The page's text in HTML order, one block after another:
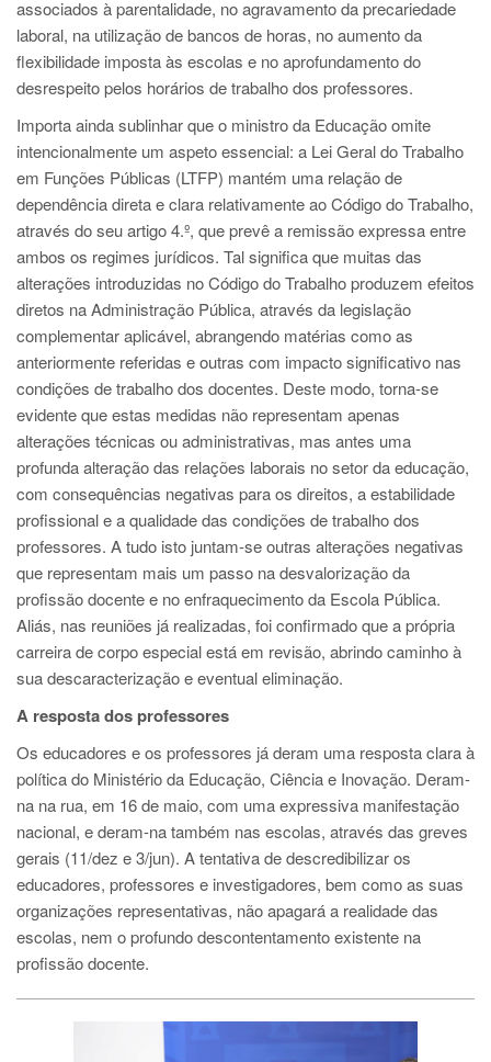
associados à parentalidade, no agravamento da precariedade
laboral, na utilização de bancos de horas, no aumento da
flexibilidade imposta às escolas e no aprofundamento do
desrespeito pelos horários de trabalho dos professores.
Importa ainda sublinhar que o ministro da Educação omite
intencionalmente um aspeto essencial: a Lei Geral do Trabalho
em Funções Públicas (LTFP) mantém uma relação de
dependência direta e clara relativamente ao Código do Trabalho,
através do seu artigo 4.º, que prevê a remissão expressa entre
ambos os regimes jurídicos. Tal significa que muitas das
alterações introduzidas no Código do Trabalho produzem efeitos
diretos na Administração Pública, através da legislação
complementar aplicável, abrangendo matérias como as
anteriormente referidas e outras com impacto significativo nas
condições de trabalho dos docentes. Deste modo, torna-se
evidente que estas medidas não representam apenas
alterações técnicas ou administrativas, mas antes uma
profunda alteração das relações laborais no setor da educação,
com consequências negativas para os direitos, a estabilidade
profissional e a qualidade das condições de trabalho dos
professores. A tudo isto juntam-se outras alterações negativas
que representam mais um passo na desvalorização da
profissão docente e no enfraquecimento da Escola Pública.
Aliás, nas reuniões já realizadas, foi confirmado que a própria
carreira de corpo especial está em revisão, abrindo caminho à
sua descaracterização e eventual eliminação.
A resposta dos professores
Os educadores e os professores já deram uma resposta clara à
política do Ministério da Educação, Ciência e Inovação. Deram-
na na rua, em 16 de maio, com uma expressiva manifestação
nacional, e deram-na também nas escolas, através das greves
gerais (11/dez e 3/jun). A tentativa de descredibilizar os
educadores, professores e investigadores, bem como as suas
organizações representativas, não apagará a realidade das
escolas, nem o profundo descontentamento existente na
profissão docente.